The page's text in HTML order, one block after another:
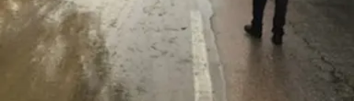
ECONOMIA E LAVORO
EVENTI
SPORT